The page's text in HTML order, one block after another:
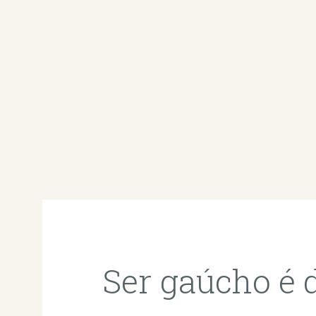
Ser gaúcho é